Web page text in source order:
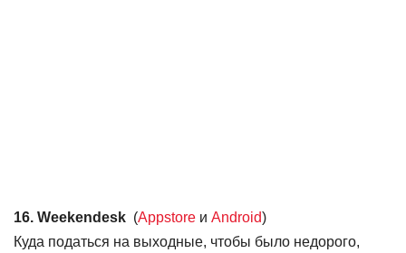
16. Weekendesk (Appstore и Android)
Куда податься на выходные, чтобы было недорого,